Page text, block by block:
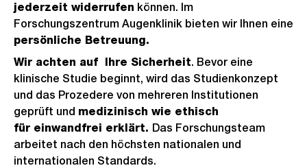
jederzeit widerrufen können. Im
Forschungszentrum Augenklinik bieten wir Ihnen eine
persönliche Betreuung.
Wir achten auf Ihre Sicherheit. Bevor eine
klinische Studie beginnt, wird das Studienkonzept
und das Prozedere von mehreren Institutionen
geprüft und medizinisch wie ethisch
für einwandfrei erklärt. Das Forschungsteam
arbeitet nach den höchsten nationalen und
internationalen Standards.